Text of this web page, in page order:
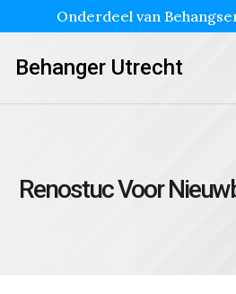
Onderdeel van
Behanger Utrecht
Renostuc Voor